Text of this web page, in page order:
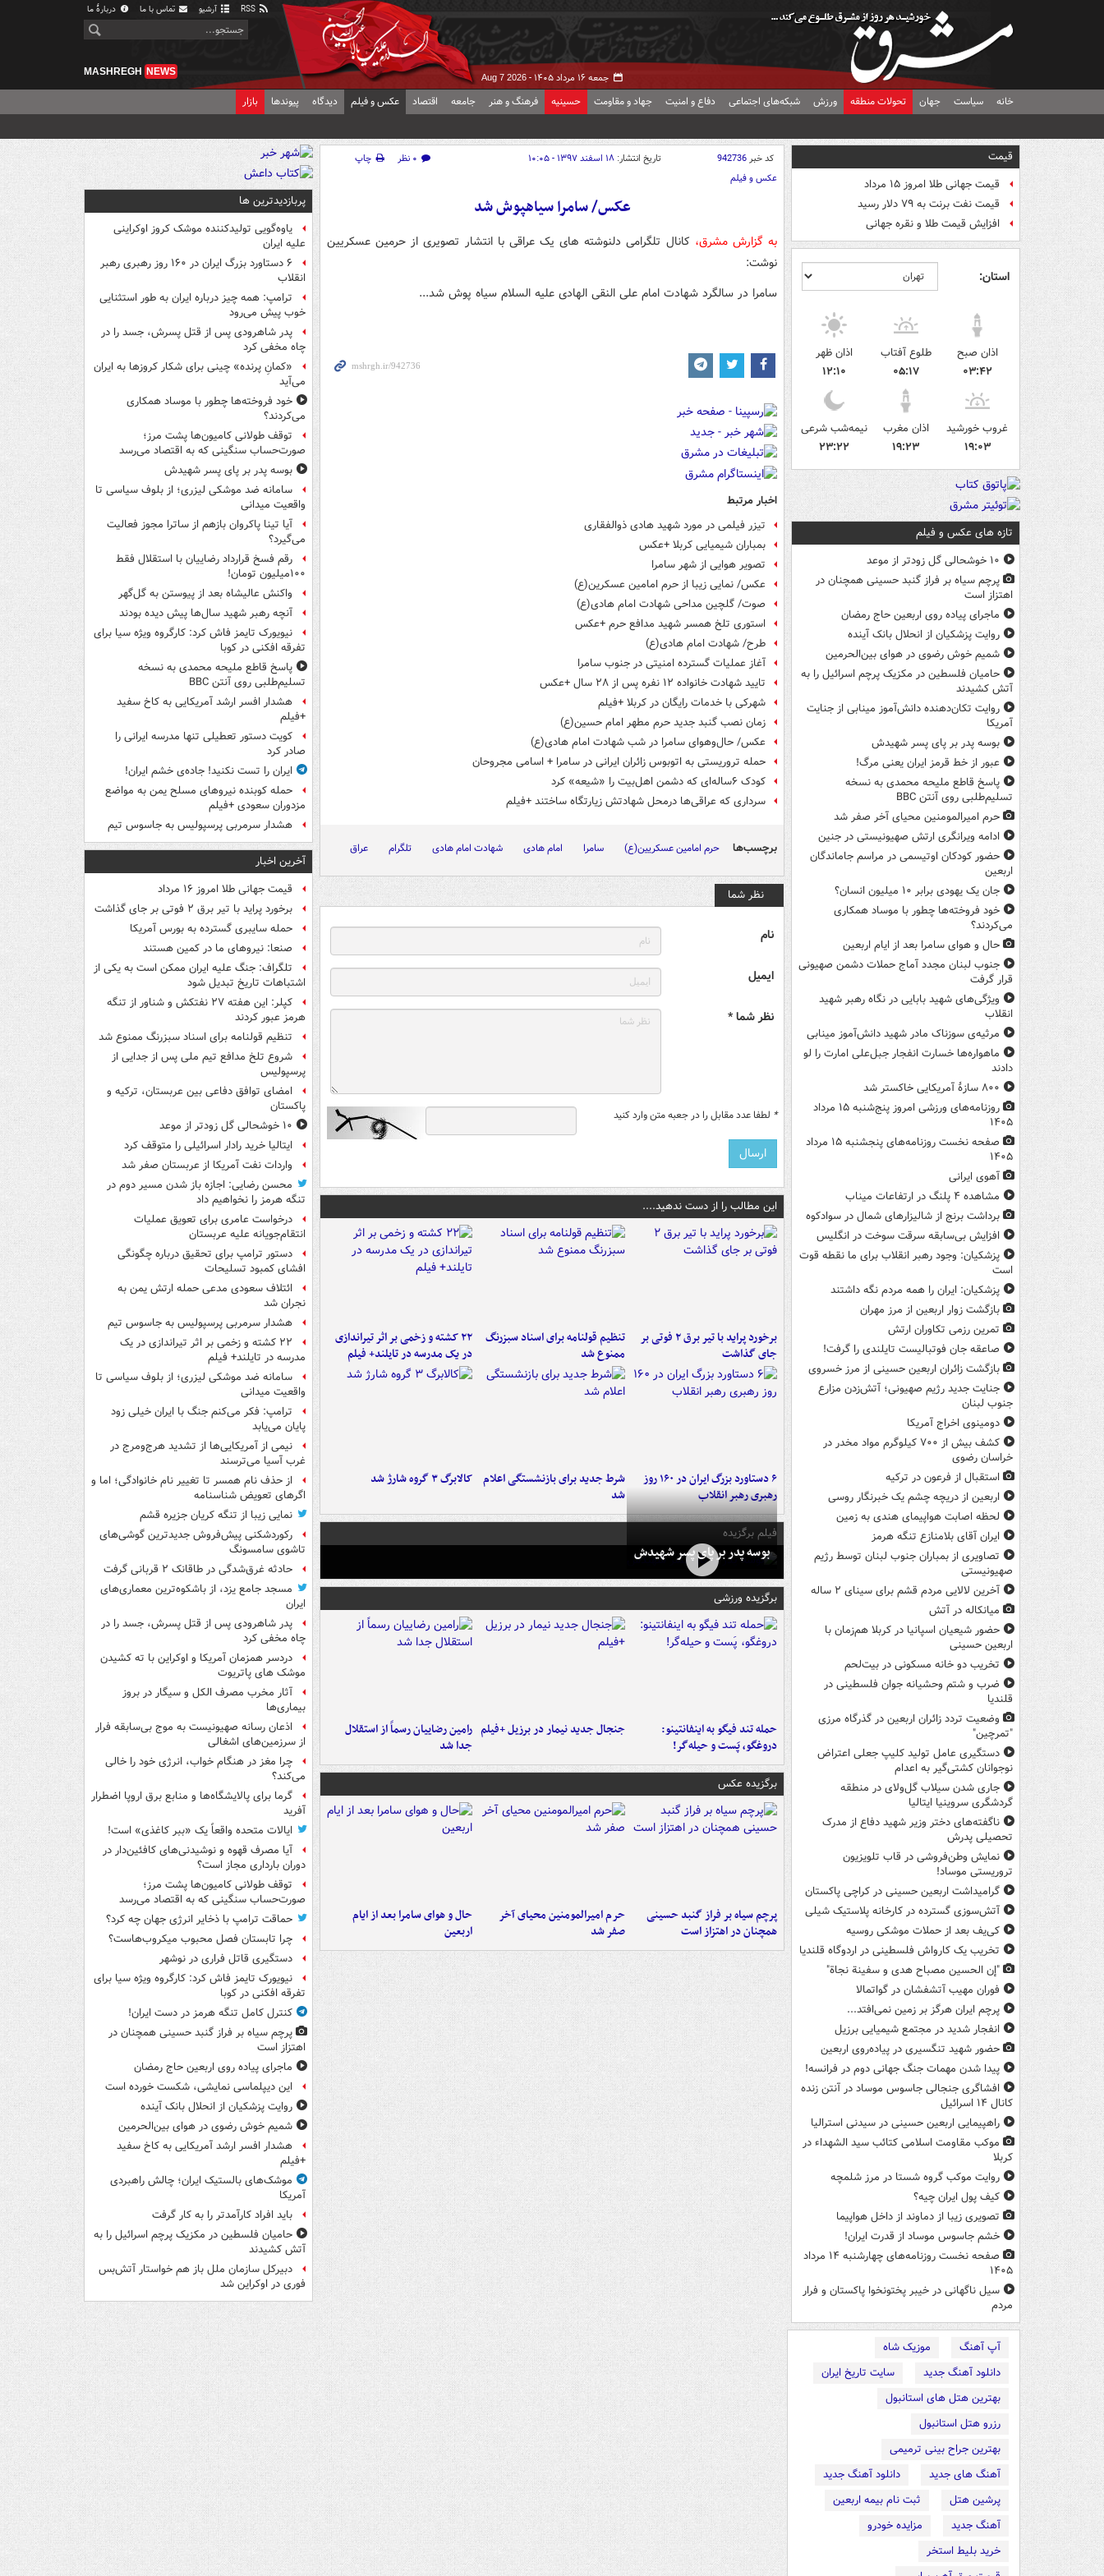
آرشیو تماس با ما دربارهٔ ما
جمعه ۱۶ مرداد ۱۴۰۵ - Aug 7 2026
MASHREGH NEWS
خانه سیاست جهان تحولات منطقه ورزش شبکه‌های اجتماعی دفاع و امنیت جهاد و مقاومت حسینیه فرهنگ و هنر جامعه اقتصاد عکس و فیلم دیدگاه پیوندها بازار
قیمت
قیمت جهانی طلا امروز ۱۵ مرداد
قیمت نفت برنت به ۷۹ دلار رسید
افزایش قیمت طلا و نقره جهانی
استان:
اذان صبح
۰۳:۴۲
طلوع آفتاب
۰۵:۱۷
اذان ظهر
۱۲:۱۰
غروب خورشید
۱۹:۰۳
اذان مغرب
۱۹:۲۳
نیمه‌شب شرعی
۲۳:۲۲
تازه های عکس و فیلم
۱۰ خوشحالی گل زودتر از موعد
پرچم سیاه بر فراز گنبد حسینی همچنان در
اهتزاز است
ماجرای پیاده روی اربعین حاج رمضان
روایت پزشکیان از انحلال بانک آینده
شمیم خوش رضوی در هوای بین‌الحرمین
حامیان فلسطین در مکزیک پرچم اسرائیل را به
آتش کشیدند
روایت تکان‌دهنده دانش‌آموز مینابی از جنایت
آمریکا
بوسه‌ پدر بر پای پسر شهیدش
عبور از خط قرمز ایران یعنی مرگ!
پاسخ قاطع ملیحه محمدی به نسخه
تسلیم‌طلبی روی آنتن BBC
حرم امیرالمومنین محیای آخر صفر شد
ادامه ویرانگری ارتش صهیونیستی در جنین
حضور کودکان اوتیسمی در مراسم جاماندگان
اربعین
جان یک یهودی برابر ۱۰ میلیون انسان؟
خود فروخته‌ها چطور با موساد همکاری
می‌کردند؟
حال و هوای سامرا بعد از ایام اربعین
جنوب لبنان مجدد آماج حملات دشمن صهیونی
قرار گرفت
ویژگی‌های شهید بابایی در نگاه رهبر شهید
انقلاب
مرثیه‌ی سوزناک مادر شهید دانش‌آموز مینابی
ماهواره‌ها خسارت انفجار جبل‌علی امارت را لو
دادند
۸۰۰ سازۀ آمریکایی خاکستر شد
روزنامه‌های ورزشی امروز پنج‌شنبه ۱۵ مرداد
۱۴۰۵
صفحه نخست روزنامه‌های پنجشنبه ۱۵ مرداد
۱۴۰۵
آهوی ایرانی
مشاهده ۴ پلنگ در ارتفاعات میناب
برداشت برنج از شالیزارهای شمال در سوادکوه
افزایش بی‌سابقه سرقت سوخت در انگلیس
پزشکیان: وجود رهبر انقلاب برای ما نقطه قوت
است
پزشکیان: ایران را همه مردم نگه داشتند
بازگشت زوار اربعین از مرز مهران
تمرین رزمی تکاوران ارتش
صاعقه جان فوتبالیست تایلندی را گرفت!
بازگشت زائران اربعین حسینی از مرز خسروی
جنایت جدید رژیم صهیونی؛ آتش‌زدن مزارع
جنوب لبنان
دومینوی اخراج آمریکا
کشف بیش از ۷۰۰ کیلوگرم مواد مخدر در
خراسان رضوی
استقبال از فرعون در ترکیه
اربعین از دریچه چشم یک خبرنگار روسی
لحظه اصابت هواپیمای هندی به زمین
ایران آقای بلامنازع تنگه هرمز
تصاویری از بمباران جنوب لبنان توسط رژیم
صهیونیستی
آخرین لالایی مردم قشم برای سینای ۲ ساله
میانکاله در آتش
حضور شیعیان اسپانیا در کربلا هم‌زمان با
اربعین حسینی
تخریب دو خانه مسکونی در بیت‌لحم
ضرب‌ و شتم وحشیانه جوان فلسطینی در
قلندیا
وضعیت تردد زائران اربعین در گذرگاه مرزی
"تمرچین"
دستگیری عامل تولید کلیپ جعلی اعتراض
نوجوانان کشتی‌گیر به اعدام
جاری شدن سیلاب گل‌ولای در منطقه
گردشگری سروینیا ایتالیا
ناگفته‌های دختر وزیر شهید دفاع از مدرک
تحصیلی پدرش
نمایش وطن‌فروشی در قاب تلویزیون
تروریستی موساد!
گرامیداشت اربعین حسینی در کراچی پاکستان
آتش‌سوزی گسترده در کارخانه پلاستیک شیلی
کی‌یف بعد از حملات موشکی روسیه
تخریب یک کارواش فلسطینی در اردوگاه قلندیا
"إن الحسین مصباح هدی و سفینة نجاة"
فوران مهیب آتشفشان در گواتمالا
پرچم ایران هرگز بر زمین نمی‌افتد...
انفجار شدید در مجتمع شیمیایی برزیل
حضور شهید تنگسیری در پیاده‌روی اربعین
پیدا شدن مهمات جنگ جهانی دوم در فرانسه!
افشاگری جنجالی جاسوس موساد در آنتن زنده
کانال ۱۴ اسرائیل
راهپیمایی اربعین حسینی در سیدنی استرالیا
موکب مقاومت اسلامی کتائب سید الشهداء در
کربلا
روایت موکب گروه شستا در مرز شلمچه
کیف پول ایران چیه؟
تصویری زیبا از دماوند از داخل هواپیما
خشم جاسوس موساد از قدرت ایران!
صفحه نخست روزنامه‌های چهارشنبه ۱۴ مرداد
۱۴۰۵
سیل ناگهانی در خیبر پختونخوا پاکستان و فرار
مردم
آپ آهنگ
موزیک شاه
دانلود آهنگ جدید
سایت تاریخ ایران
بهترین هتل های استانبول
رزرو هتل استانبول
بهترین جراح بینی ترمیمی
آهنگ های جدید
دانلود آهنگ جدید
پرشین هتل
ثبت نام بیمه اربعین
آهنگ جدید
مزایده خودرو
خرید بلیط استخر
کد خبر942736 تاریخ انتشار: ۱۸ اسفند ۱۳۹۷ - ۱۰:۰۵ ۰ نظر
چاپ
عکس و فیلم
عکس/ سامرا سیاهپوش شد
به گزارش مشرق، کانال تلگرامی دلنوشته های یک عراقی با انتشار تصویری از حرمین عسکریین
نوشت:
سامرا در سالگرد شهادت امام علی النقی الهادی علیه السلام سیاه پوش شد...
اخبار مرتبط
تیزر فیلمی در مورد شهید هادی ذوالفقاری
بمباران شیمیایی کربلا +عکس
تصویر هوایی از شهر سامرا
عکس/ نمایی زیبا از حرم امامین عسکرین(ع)
صوت/ گلچین مداحی شهادت امام هادی(ع)
استوری تلخ همسر شهید مدافع حرم +عکس
طرح/ شهادت امام هادی(ع)
آغاز عملیات گسترده امنیتی در جنوب سامرا
تایید شهادت خانواده ١٢ نفره پس از ۲۸ سال +عکس
شهرکی با خدمات رایگان در کربلا +فیلم
زمان نصب گنبد جدید حرم مطهر امام حسین(ع)
عکس/ حال‌وهوای سامرا در شب شهادت امام هادی(ع)
حمله تروریستی به اتوبوس زائران ایرانی در سامرا + اسامی مجروحان
کودک ۶ساله‌ای که دشمن اهل‌بیت را «شیعه» کرد
سرداری که عراقی‌ها درمحل شهادتش زیارتگاه ساختند +فیلم
برچسب‌ها حرم امامین عسکریین(ع) سامرا امام هادی شهادت امام هادی تلگرام عراق
نظر شما
نام
ایمیل
نظر شما *
* لطفا عدد مقابل را در جعبه متن وارد کنید
این مطالب را از دست ندهید....
برخورد پراید با تیر برق ۲ فوتی بر
جای گذاشت
تنظیم قولنامه برای اسناد سبزرنگ
ممنوع شد
۲۲ کشته و زخمی بر اثر تیراندازی
در یک مدرسه در تایلند+ فیلم
۶ دستاورد بزرگ ایران در ۱۶۰ روز
رهبری رهبر انقلاب
شرط جدید برای بازنشستگی اعلام
شد
کالابرگ ۳ گروه شارژ شد
فیلم برگزیده
بوسه‌ پدر بر پای پسر شهیدش
برگزیده ورزشی
حمله تند فیگو به اینفانتینو:
دروغگو، پَست‌ و حیله‌گر!
جنجال جدید نیمار در برزیل +فیلم رامین رضاییان رسماً از استقلال
جدا شد
برگزیده عکس
پرچم سیاه بر فراز گنبد حسینی
همچنان در اهتزاز است
حرم امیرالمومنین محیای آخر
صفر شد
حال و هوای سامرا بعد از ایام
اربعین
پربازدیدترین ها
یاوه‌گویی تولیدکننده موشک کروز اوکراینی
علیه ایران
۶ دستاورد بزرگ ایران در ۱۶۰ روز رهبری رهبر
انقلاب
ترامپ: همه چیز درباره ایران به طور استثنایی
خوب پیش می‌رود
پدر شاهرودی پس از قتل پسرش، جسد را در
چاه مخفی کرد
«کمانِ پرنده» چینی برای شکار کروزها به ایران
می‌آید
خود فروخته‌ها چطور با موساد همکاری
می‌کردند؟
توقف طولانی کامیون‌ها پشت مرز؛
صورت‌حساب سنگینی که به اقتصاد می‌رسد
بوسه‌ پدر بر پای پسر شهیدش
سامانه ضد موشکی لیزری؛ از بلوف سیاسی تا
واقعیت میدانی
آیا تینا پاکروان بازهم از ساترا مجوز فعالیت
می‌گیرد؟
رقم فسخ قرارداد رضاییان با استقلال فقط
۱۰۰میلیون تومان!
واکنش عالیشاه بعد از پیوستن به گل‌گهر
آنچه رهبر شهید سال‌ها پیش دیده بودند
نیویورک تایمز فاش کرد: کارگروه ویژه سیا برای
تفرقه افکنی در کوبا
پاسخ قاطع ملیحه محمدی به نسخه
تسلیم‌طلبی روی آنتن BBC
هشدار افسر ارشد آمریکایی به کاخ سفید
+فیلم
کویت دستور تعطیلی تنها مدرسه ایرانی را
صادر کرد
ایران را تست نکنید! جاده‌ی خشم ایران!
حمله کوبنده نیروهای مسلح یمن به مواضع
مزدوران سعودی +فیلم
هشدار سرمربی پرسپولیس به جاسوس تیم
آخرین اخبار
قیمت جهانی طلا امروز ۱۶ مرداد
برخورد پراید با تیر برق ۲ فوتی بر جای گذاشت
حمله سایبری گسترده به بورس آمریکا
صنعا: نیروهای ما در کمین‌ هستند
تلگراف: جنگ علیه ایران ممکن است به یکی از
اشتباهات تاریخ تبدیل شود
کپلر: این هفته ۲۷ نفتکش و شناور از تنگه
هرمز عبور کردند
تنظیم قولنامه برای اسناد سبزرنگ ممنوع شد
شروع تلخ مدافع تیم ملی پس از جدایی از
پرسپولیس
امضای توافق دفاعی بین عربستان، ترکیه و
پاکستان
۱۰ خوشحالی گل زودتر از موعد
ایتالیا خرید رادار اسرائیلی را متوقف کرد
واردات نفت آمریکا از عربستان صفر شد
محسن رضایی: اجازه باز شدن مسیر دوم در
تنگه هرمز را نخواهیم داد
درخواست عامری برای تعویق عملیات
انتقام‌جویانه علیه عربستان
دستور ترامپ برای تحقیق درباره چگونگی
افشای کمبود تسلیحات
ائتلاف سعودی مدعی حمله ارتش یمن به
نجران شد
هشدار سرمربی پرسپولیس به جاسوس تیم
۲۲ کشته و زخمی بر اثر تیراندازی در یک
مدرسه در تایلند+ فیلم
سامانه ضد موشکی لیزری؛ از بلوف سیاسی تا
واقعیت میدانی
ترامپ: فکر می‌کنم جنگ با ایران خیلی زود
پایان می‌یابد
نیمی از آمریکایی‌ها از تشدید هرج‌ومرج در
غرب آسیا می‌ترسند
از حذف نام همسر تا تغییر نام خانوادگی؛ اما و
اگرهای تعویض شناسنامه
نمایی زیبا از تنگه کریان جزیره قشم
رکوردشکنی پیش‌فروش جدیدترین گوشی‌های
تاشوی سامسونگ
حادثه غرق‌شدگی در طاقانک ۲ قربانی گرفت
مسجد جامع یزد، از باشکوه‌ترین معماری‌های
ایران
پدر شاهرودی پس از قتل پسرش، جسد را در
چاه مخفی کرد
دردسر همزمان آمریکا و اوکراین با ته کشیدن
موشک های پاتریوت
آثار مخرب مصرف الکل و سیگار در بروز
بیماری‌ها
اذعان رسانه صهیونیست به موج بی‌سابقه فرار
از سرزمین‌های اشغالی
چرا مغز در هنگام خواب، انرژی خود را خالی
می‌کند؟
گرما برای پالایشگاه‌ها و منابع برق اروپا اضطرار
آفرید
ایالات متحده واقعاً یک «ببر کاغذی» است!
آیا مصرف قهوه و نوشیدنی‌های کافئین‌دار در
دوران بارداری مجاز است؟
توقف طولانی کامیون‌ها پشت مرز؛
صورت‌حساب سنگینی که به اقتصاد می‌رسد
حماقت ترامپ با ذخایر انرژی جهان چه کرد؟
چرا تابستان فصل محبوب میکروب‌هاست؟
دستگیری قاتل فراری در نوشهر
نیویورک تایمز فاش کرد: کارگروه ویژه سیا برای
تفرقه افکنی در کوبا
کنترل کامل تنگه هرمز در دست ایران!
پرچم سیاه بر فراز گنبد حسینی همچنان در
اهتزاز است
ماجرای پیاده روی اربعین حاج رمضان
این دیپلماسی نمایشی، شکست خورده است
روایت پزشکیان از انحلال بانک آینده
شمیم خوش رضوی در هوای بین‌الحرمین
هشدار افسر ارشد آمریکایی به کاخ سفید
+فیلم
موشک‌های بالستیک ایران؛ چالش راهبردی
آمریکا
باید افراد کارآمدتر را به کار گرفت
حامیان فلسطین در مکزیک پرچم اسرائیل را به
آتش کشیدند
دبیرکل سازمان ملل باز هم خواستار آتش‌بس
فوری در اوکراین شد